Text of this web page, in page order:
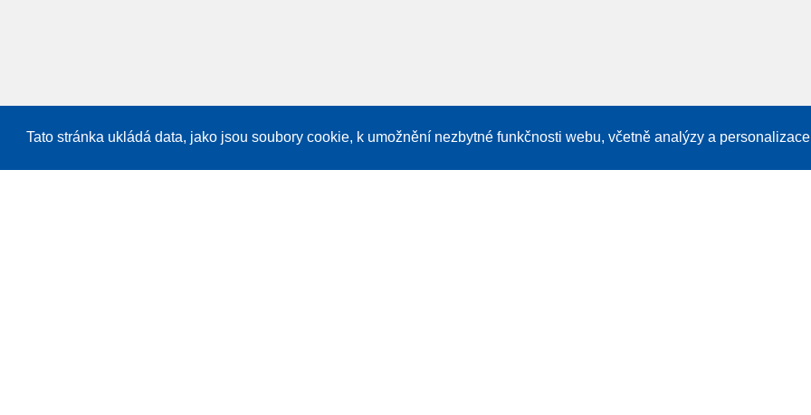
Tato stránka ukládá data, jako jsou soubory cookie, k umožnění nezbytné funkčnosti webu, včetně analýzy a